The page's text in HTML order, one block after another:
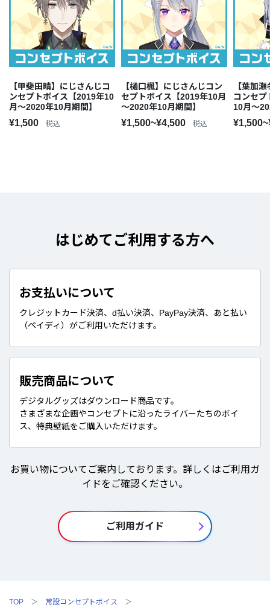
【甲斐田晴】にじさんじコ
ンセプトボイス【2019年10
月～2020年10月期間】
¥1,500 税込
【樋口楓】にじさんじコン
セプトボイス【2019年10月
～2020年10月期間】
¥1,500~¥4,500 税込
【葉加
コンセプ
10月～
はじめてご利用する方へ
お支払いについて
クレジットカード決済、d払い決済、PayPay決済、あと払い
（ペイディ）がご利用いただけます。
販売商品について
デジタルグッズはダウンロード商品です。
さまざまな企画やコンセプトに沿ったライバーたちのボイ
ス、特典壁紙をご購入いただけます。
お買い物についてご案内しております。詳しくはご利用ガ
イドをご確認ください。
ご利用ガイド
TOP 常設コンセプトボイス